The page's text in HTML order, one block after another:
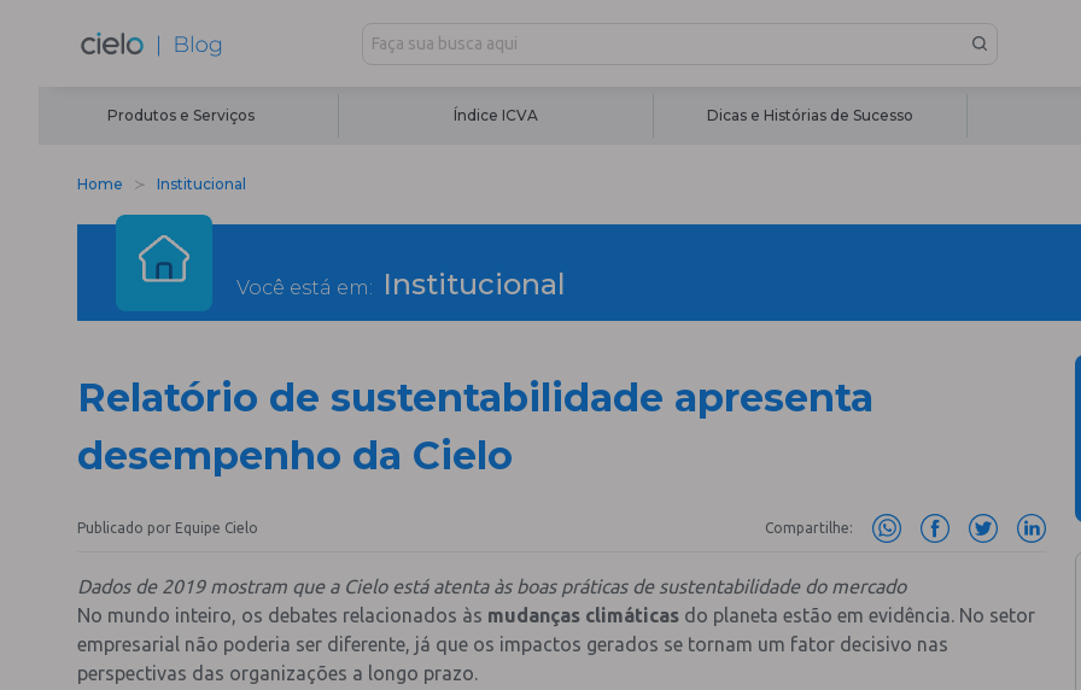
Produtos e Serviços Índice ICVA Dicas e Histórias de Sucesso
Home Institucional
Você está em: Institucional
Relatório de sustentabilidade apresenta
desempenho da Cielo
Publicado por Equipe Cielo Compartilhe:
Dados de 2019 mostram que a Cielo está atenta às boas práticas de sustentabilidade do mercado
No mundo inteiro, os debates relacionados às mudanças climáticas do planeta estão em evidência. No setor
empresarial não poderia ser diferente, já que os impactos gerados se tornam um fator decisivo nas
perspectivas das organizações a longo prazo.